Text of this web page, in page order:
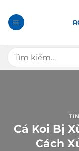
n
Cá Koi Bị
Cách